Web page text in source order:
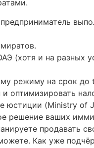
(хотя и на разных
режиму на срок до
оптимизировать
юстиции (Ministry of
решение ваших
продавать
Как уже